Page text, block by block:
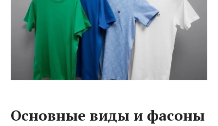
Основные виды и фасоны